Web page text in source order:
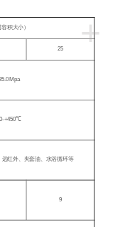
+
积大小）
25
Mpa
+450℃
红外、夹套油、水浴循环等
9